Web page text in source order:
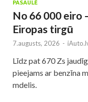
PASAULĒ
No 66 000 eiro
Eiropas tirgū
7.augusts, 2026 -
Līdz pat 670 Zs
pieejams ar benzīna
mdelis.